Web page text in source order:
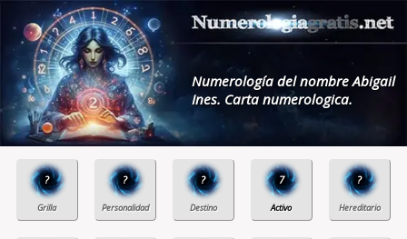
Numerología del nombre Abigail
Ines. Carta numerologica.
? ? ? 7 ?